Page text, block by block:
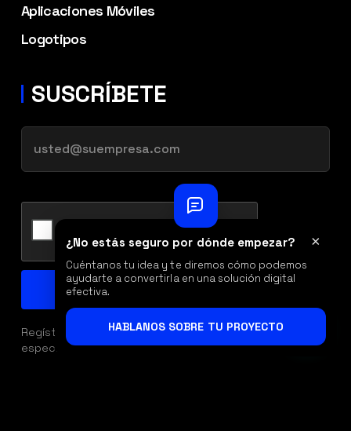
Aplicaciones Móviles
Logotipos
SUSCRÍBETE
Regístrate con tu correo y obtén acceso a ofertas
especiales, descuentos y beneficios exclusivos.
×
¿No estás seguro por dónde empezar?
Cuéntanos tu idea y te diremos cómo podemos
ayudarte a convertirla en una solución digital
efectiva.
HABLANOS SOBRE TU PROYECTO